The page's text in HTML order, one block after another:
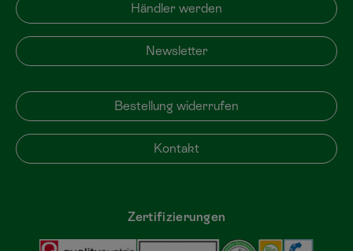
Händler werden
Newsletter
Bestellung widerrufen
Kontakt
Zertifizierungen